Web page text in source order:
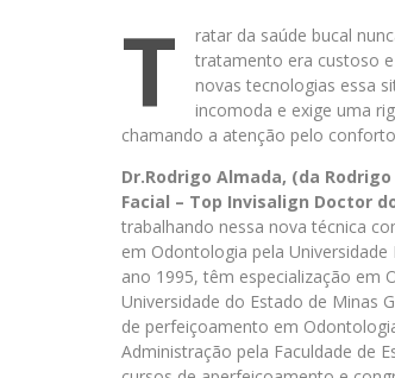
T
ratar da saúde bucal
tratamento era custoso
novas tecnologias essa
incomoda e exige uma
chamando a atenção pelo
Dr.Rodrigo Almada, (da
Facial – Top Invisalign Doctor
trabalhando nessa nova técnica
em Odontologia pela Universidade
ano 1995, têm especialização em
Universidade do Estado de Minas
de perfeiçoamento em
Administração pela Faculdade de